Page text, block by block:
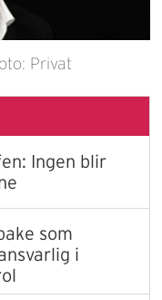
Privat
Ingen blir
som
i